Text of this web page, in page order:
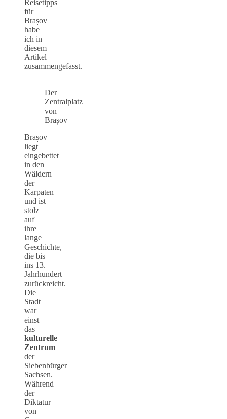
Reisetipps
für
Brașov
habe
ich in
diesem
Artikel
zusammengefasst.
Der
Zentralplatz
von
Brașov
Brașov
liegt
eingebettet
in den
Wäldern
der
Karpaten
und ist
stolz
auf
ihre
lange
Geschichte,
die bis
ins 13.
Jahrhundert
zurückreicht.
Die
Stadt
war
einst
das
kulturelle
Zentrum
der
Siebenbürger
Sachsen.
Während
der
Diktatur
von